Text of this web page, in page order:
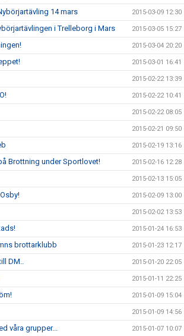
14 mars 2015-03-09 12:30
i Trelleborg i Mars 2015-03-05 15:27
2015-03-04 20:20
2015-03-01 16:41
2015-02-22 13:39
2015-02-22 10:41
2015-02-22 08:05
2015-02-21 09:50
2015-02-19 13:16
Brottning under Sportlovet! 2015-02-16 12:28
2015-02-13 15:05
2015-02-09 13:00
2015-02-02 13:53
2015-01-24 16:53
brottarklubb 2015-01-23 12:17
DM.. 2015-01-20 22:05
2015-01-11 22:25
2015-01-09 15:04
2015-01-09 14:56
våra grupper... 2015-01-07 10:07